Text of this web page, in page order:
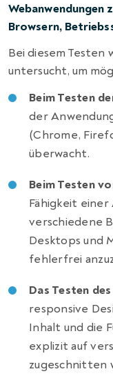
Webanwendungen
Browsern,
Bei diesem Testen
untersucht, um
Beim Testen
der
(Chrome,
überwacht.
Beim Testen
Fähigkeit
verschiedene
Desktops und
fehlerfrei
Das Testen
responsive
Inhalt und die
explizit auf
zugeschnitten